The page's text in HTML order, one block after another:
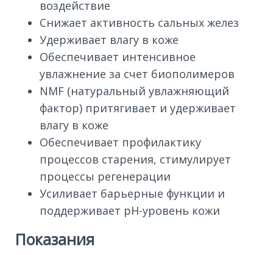
воздействие
Снижает активность сальных желез
Удерживает влагу в коже
Обеспечивает интенсивное
увлажнение за счет биополимеров
NMF (натуральный увлажняющий
фактор) притягивает и удерживает
влагу в коже
Обеспечивает профилактику
процессов старения, стимулирует
процессы регенерации
Усиливает барьерные функции и
поддерживает pH-уровень кожи
Показания